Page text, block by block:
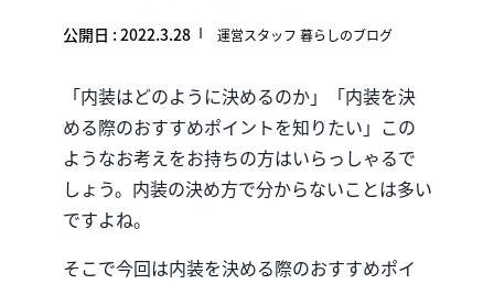
公開日 : 2022.3.28 運営スタッフ 暮らしのブログ
「内装はどのように決めるのか」「内装を決
める際のおすすめポイントを知りたい」この
ようなお考えをお持ちの方はいらっしゃるで
しょう。内装の決め方で分からないことは多い
ですよね。
そこで今回は内装を決める際のおすすめポイ